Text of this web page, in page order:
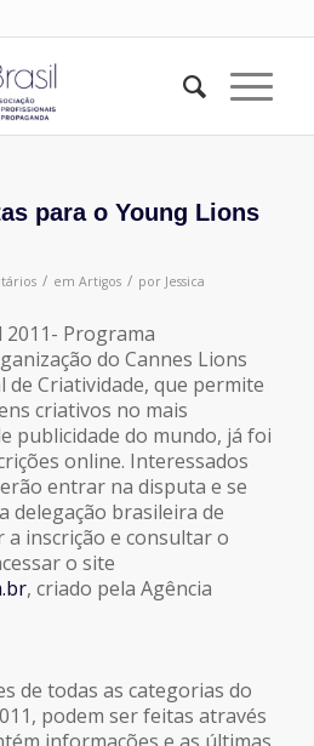
para o Young Lions
/ em Artigos / por Jessica
Programa
do Cannes Lions
de Criatividade, que permite
criativos no mais
publicidade do mundo, já foi
online. Interessados
entrar na disputa e se
brasileira de
a inscrição e consultar o
o site
, criado pela Agência
de todas as categorias do
podem ser feitas através
informações e as últimas